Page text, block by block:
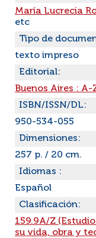
María Lucrecia
etc
Tipo de
texto impreso
Editorial:
Buenos Aires :
ISBN/ISSN/DL:
950-534-055
Dimensiones:
257 p. / 20 cm.
Idiomas :
Español
Clasificación:
159.9A/Z
su vida, obra y